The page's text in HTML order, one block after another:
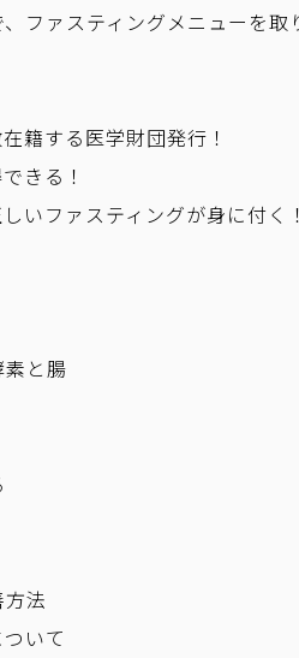
ファスティングメニューを取
籍する医学財団発行！
きる！
いファスティングが身に付く！
素と腸
法
いて